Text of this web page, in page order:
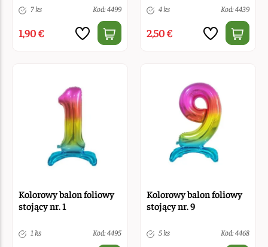
7 ks Kod: 4499
1,90 €
4 ks Kod: 4439
2,50 €
Kolorowy balon foliowy
stojący nr. 1
1 ks Kod: 4495
Kolorowy balon foliowy
stojący nr. 9
5 ks Kod: 4468